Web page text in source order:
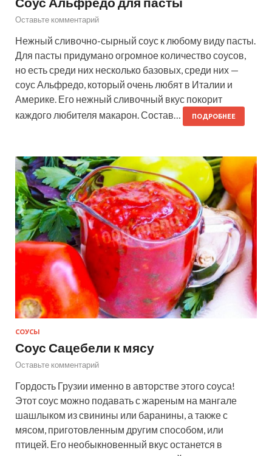
Оставьте комментарий
Нежный сливочно-сырный соус к любому виду пасты.
Для пасты придумано огромное количество соусов,
но есть среди них несколько базовых, среди них —
соус Альфредо, который очень любят в Италии и
Америке. Его нежный сливочный вкус покорит
каждого любителя макарон. Состав…
ПОДРОБНЕЕ
СОУСЫ
Соус Сацебели к мясу
Оставьте комментарий
Гордость Грузии именно в авторстве этого соуса!
Этот соус можно подавать с жареным на мангале
шашлыком из свинины или баранины, а также с
мясом, приготовленным другим способом, или
птицей. Его необыкновенный вкус останется в